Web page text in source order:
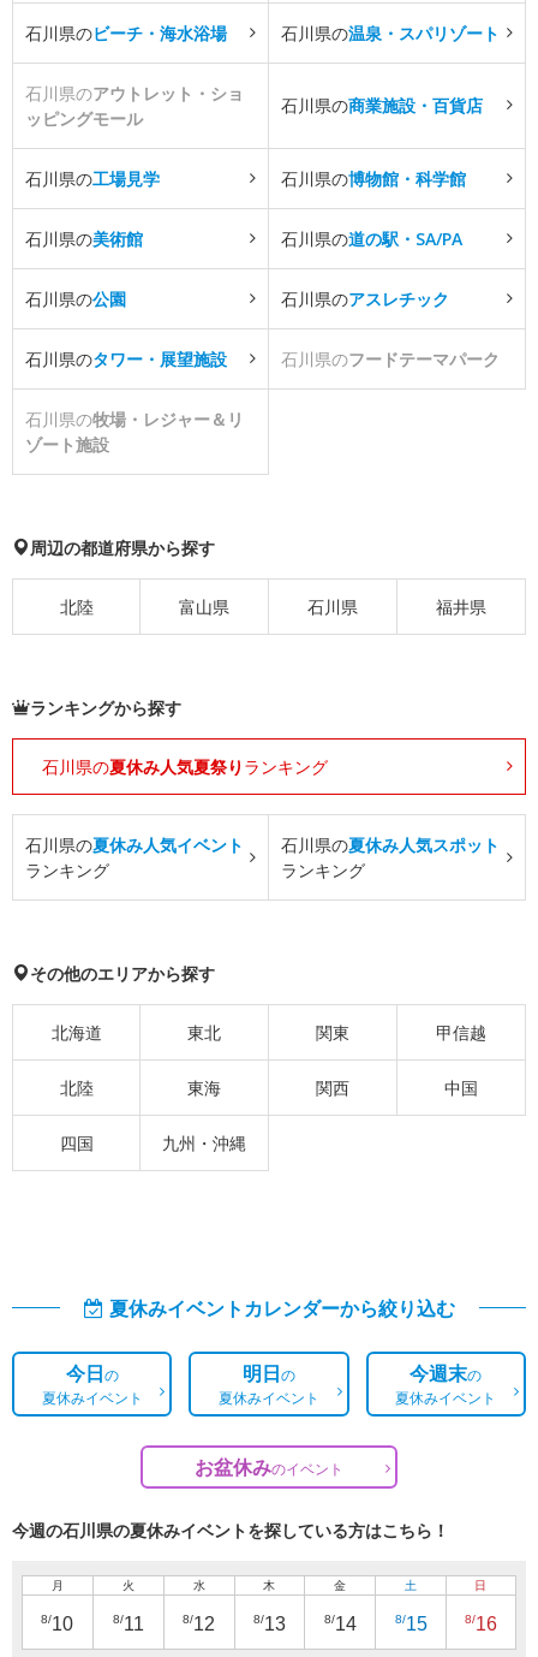
石川県のビーチ・海水浴場 石川県の温泉・スパリゾート
石川県のアウトレット・ショ
ッピングモール
石川県の商業施設・百貨店
石川県の工場見学 石川県の博物館・科学館
石川県の美術館 石川県の道の駅・SA/PA
石川県の公園 石川県のアスレチック
石川県のタワー・展望施設 石川県のフードテーマパーク
石川県の牧場・レジャー＆リ
ゾート施設
周辺の都道府県から探す
北陸 富山県 石川県 福井県
ランキングから探す
石川県の夏休み人気夏祭り ランキング
石川県の夏休み人気イベント
ランキング
石川県の夏休み人気スポット
ランキング
その他のエリアから探す
北海道 東北 関東 甲信越
北陸 東海 関西 中国
四国 九州・沖縄
夏休みイベントカレンダーから絞り込む
今日の
夏休みイベント
明日の
夏休みイベント
今週末の
夏休みイベント
お盆休みのイベント
今週の石川県の夏休みイベントを探している方はこちら！
月
8/10
火
8/11
水
8/12
木
8/13
金
8/14
土
8/15
日
8/16